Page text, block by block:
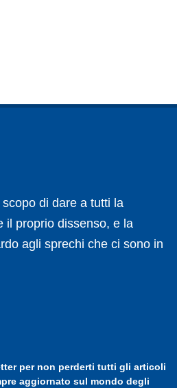
di dare a tutti la
il proprio dissenso, e la
agli sprechi che ci sono in
per non perderti tutti gli articoli
aggiornato sul mondo degli